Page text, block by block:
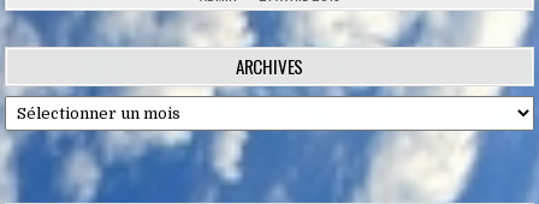
ARCHIVES
Archives